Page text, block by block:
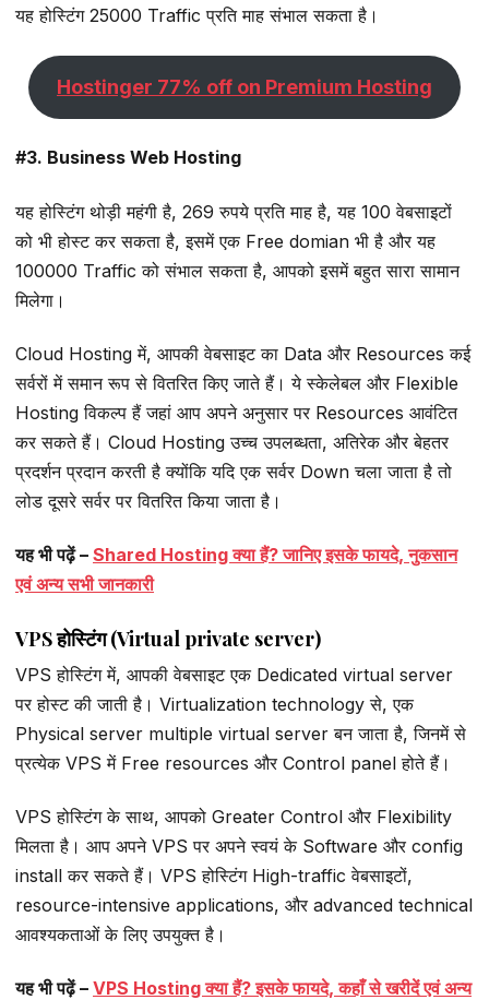
यह होस्टिंग 25000 Traffic प्रति माह संभाल सकता है।
Hostinger 77% off on Premium Hosting
#3. Business Web Hosting
यह होस्टिंग थोड़ी महंगी है, 269 रुपये प्रति माह है, यह 100 वेबसाइटों
को भी होस्ट कर सकता है, इसमें एक Free domian भी है और यह
100000 Traffic को संभाल सकता है, आपको इसमें बहुत सारा सामान
मिलेगा।
Cloud Hosting में, आपकी वेबसाइट का Data और Resources कई
सर्वरों में समान रूप से वितरित किए जाते हैं। ये स्केलेबल और Flexible
Hosting विकल्प हैं जहां आप अपने अनुसार पर Resources आवंटित
कर सकते हैं। Cloud Hosting उच्च उपलब्धता, अतिरेक और बेहतर
प्रदर्शन प्रदान करती है क्योंकि यदि एक सर्वर Down चला जाता है तो
लोड दूसरे सर्वर पर वितरित किया जाता है।
यह भी पढ़ें – Shared Hosting क्या हैं? जानिए इसके फायदे, नुकसान
एवं अन्य सभी जानकारी
VPS होस्टिंग (Virtual private server)
VPS होस्टिंग में, आपकी वेबसाइट एक Dedicated virtual server
पर होस्ट की जाती है। Virtualization technology से, एक
Physical server multiple virtual server बन जाता है, जिनमें से
प्रत्येक VPS में Free resources और Control panel होते हैं।
VPS होस्टिंग के साथ, आपको Greater Control और Flexibility
मिलता है। आप अपने VPS पर अपने स्वयं के Software और config
install कर सकते हैं। VPS होस्टिंग High-traffic वेबसाइटों,
resource-intensive applications, और advanced technical
आवश्यकताओं के लिए उपयुक्त है।
यह भी पढ़ें – VPS Hosting क्या हैं? इसके फायदे, कहाँ से खरीदें एवं अन्य